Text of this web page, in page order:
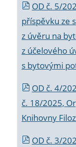
OD č. 5/
příspěvku ze
z úvěru na
z účelového
s bytovými
OD č. 4/
č. 18/2025,
Knihovny
OD č. 3/